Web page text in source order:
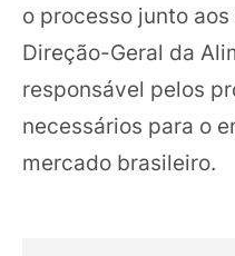
o processo junto
Direção-Geral da
responsável pelos
necessários para o
mercado brasileiro.